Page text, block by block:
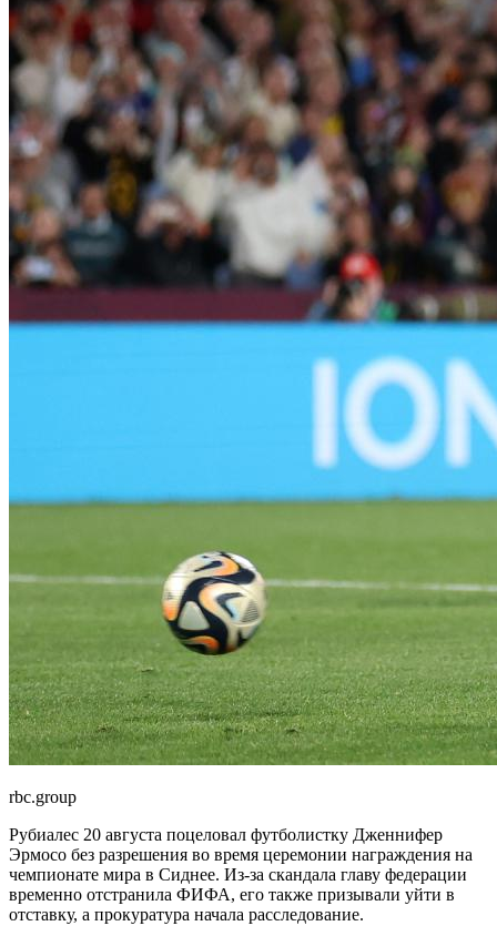
rbc.group
Рубиалес 20 августа поцеловал футболистку Дженнифер
Эрмосо без разрешения во время церемонии награждения на
чемпионате мира в Сиднее. Из-за скандала главу федерации
временно отстранила ФИФА, его также призывали уйти в
отставку, а прокуратура начала расследование.